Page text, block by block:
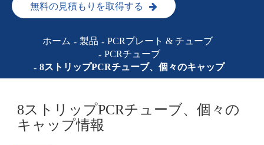
無料の見積もりを取得する
ホーム 製品
PCRプレート & チューブ
PCRチューブ
8ストリップPCRチューブ、個々のキャップ
8ストリップPCRチューブ、個々の
キャップ情報